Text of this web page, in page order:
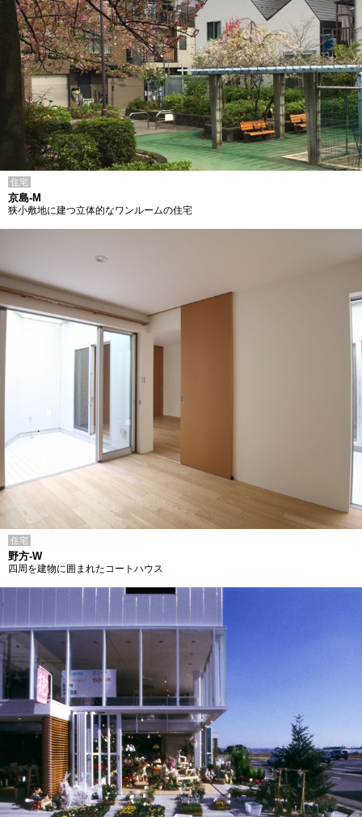
住宅
京島-M
狭小敷地に建つ立体的なワンルームの住宅
住宅
野方-W
四周を建物に囲まれたコートハウス